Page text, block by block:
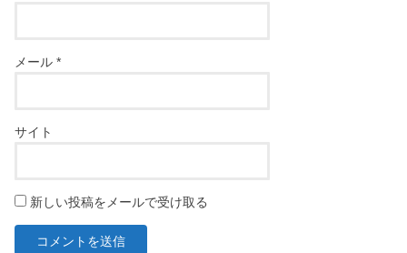
メール*
サイト
新しい投稿をメールで受け取る